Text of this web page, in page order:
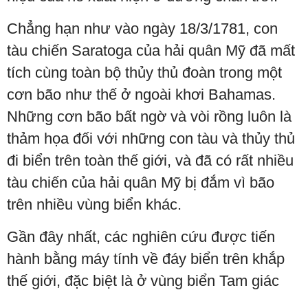
Chẳng hạn như vào ngày 18/3/1781, con
tàu chiến Saratoga của hải quân Mỹ đã mất
tích cùng toàn bộ thủy thủ đoàn trong một
cơn bão như thế ở ngoài khơi Bahamas.
Những cơn bão bất ngờ và vòi rồng luôn là
thảm họa đối với những con tàu và thủy thủ
đi biển trên toàn thế giới, và đã có rất nhiều
tàu chiến của hải quân Mỹ bị đắm vì bão
trên nhiều vùng biển khác.
Gần đây nhất, các nghiên cứu được tiến
hành bằng máy tính về đáy biển trên khắp
thế giới, đặc biệt là ở vùng biển Tam giác